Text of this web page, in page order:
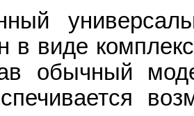
в виде
обычный